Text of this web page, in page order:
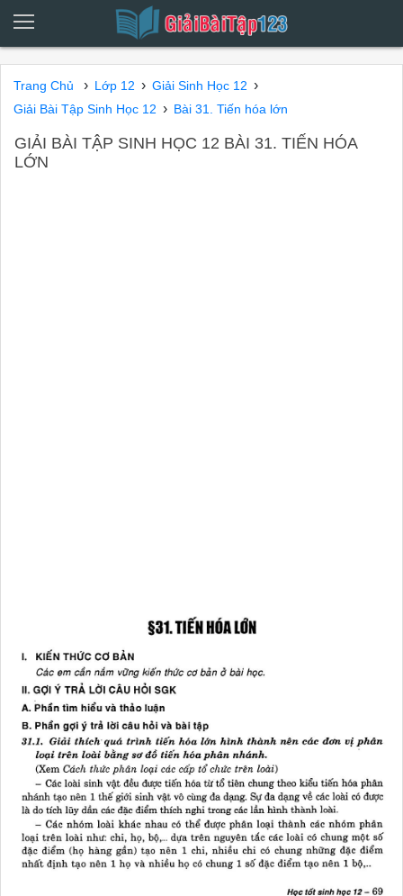
Trang Chủ › Lớp 12 › Giải Sinh Học 12 ›
Giải Bài Tập Sinh Học 12 › Bài 31. Tiến hóa lớn
GIẢI BÀI TẬP SINH HỌC 12 BÀI 31. TIẾN HÓA
LỚN